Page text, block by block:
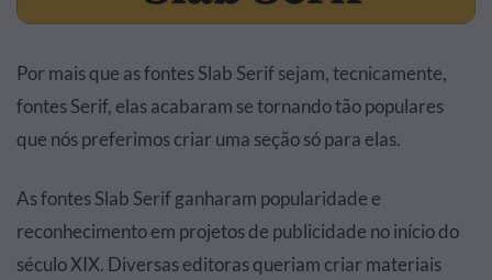
Por mais que as fontes Slab Serif sejam, tecnicamente,
fontes Serif, elas acabaram se tornando tão populares
que nós preferimos criar uma seção só para elas.
As fontes Slab Serif ganharam popularidade e
reconhecimento em projetos de publicidade no início do
século XIX. Diversas editoras queriam criar materiais